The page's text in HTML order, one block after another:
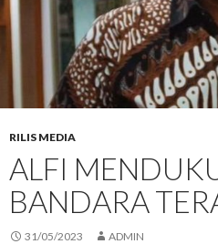
RILIS MEDIA
ALFI
BANDARA
31/05/2023 ADMIN